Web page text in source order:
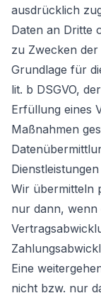
ausdrücklich
Daten an Dritte
zu Zwecken
Grundlage für
lit. b DSGVO,
Erfüllung eines
Maßnahmen
Wir übermitteln
nur dann, wenn
Eine
nicht bzw. nur